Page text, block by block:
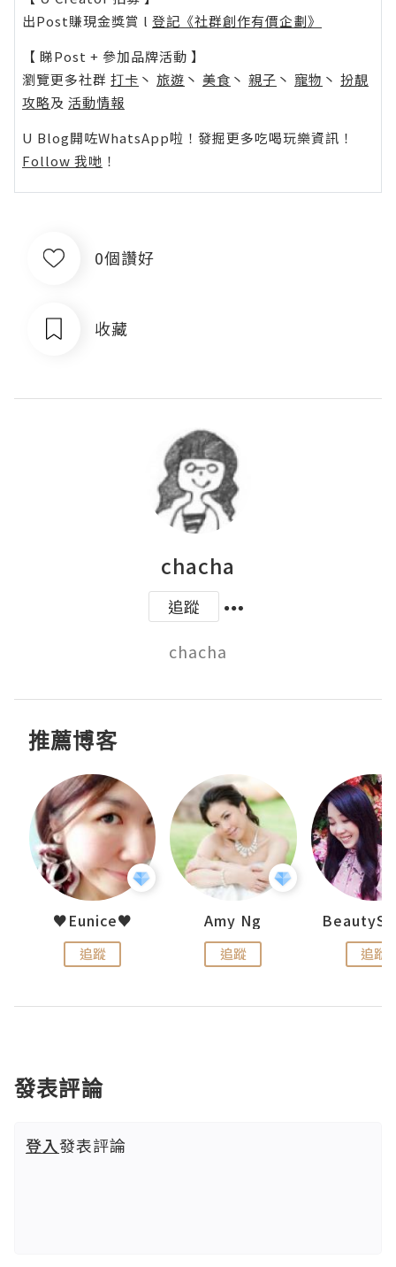
出Post賺現金獎賞 l 登記《社群創作有價企劃》
【 睇Post + 參加品牌活動 】
瀏覽更多社群 打卡 丶 旅遊 丶 美食 丶 親子 丶 寵物 丶 扮靚
攻略及 活動情報
U Blog開咗WhatsApp啦！發掘更多吃喝玩樂資訊！
Follow 我哋 ！
0個讚好
收藏
chacha
追蹤
chacha
推薦博客
♥Eunice♥
追蹤
Amy Ng
追蹤 追蹤
發表評論
登入發表評論